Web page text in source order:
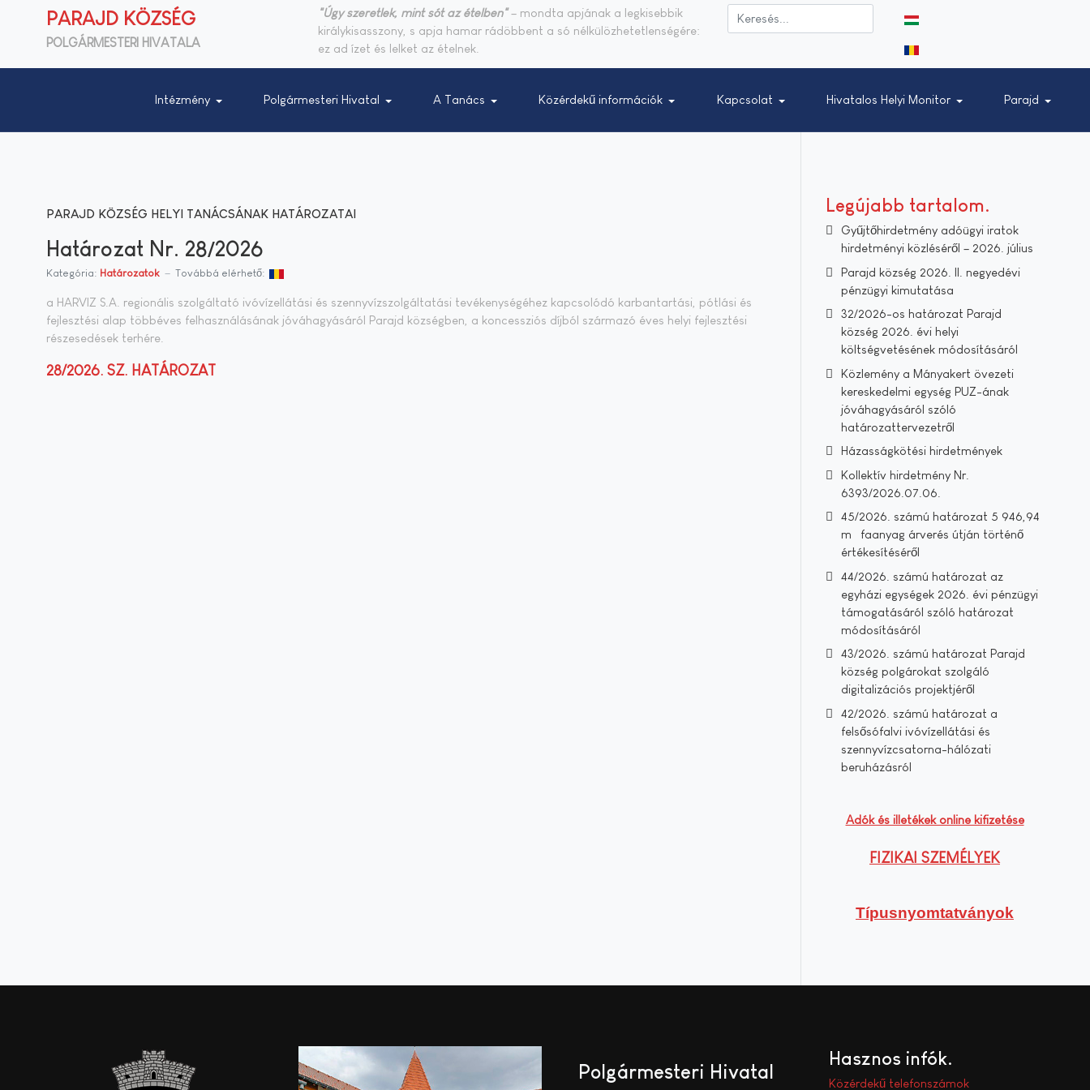
PARAJD KÖZSÉG
POLGÁRMESTERI HIVATALA
"Úgy szeretlek, mint sót az ételben"– mondta apjának a legkisebbik
királykisasszony, s apja hamar rádöbbent a só nélkülözhetetlenségére:
ez ad ízet és lelket az ételnek.
Intézmény Polgármesteri Hivatal A Tanács Közérdekű információk Kapcsolat Hivatalos Helyi Monitor Parajd
PARAJD KÖZSÉG HELYI TANÁCSÁNAK HATÁROZATAI
Határozat Nr. 28/2026
Kategória: Határozatok Továbbá elérhető:
a HARVIZ S.A. regionális szolgáltató ivóvízellátási és szennyvízszolgáltatási tevékenységéhez kapcsolódó karbantartási, pótlási és
fejlesztési alap többéves felhasználásának jóváhagyásáról Parajd községben, a koncessziós díjból származó éves helyi fejlesztési
részesedések terhére.
28/2026. SZ. HATÁROZAT
Legújabb tartalom
Gyűjtőhirdetmény adóügyi iratok
hirdetményi közléséről – 2026. július
Parajd község 2026. II. negyedévi
pénzügyi kimutatása
32/2026-os határozat Parajd
község 2026. évi helyi
költségvetésének módosításáról
Közlemény a Mányakert övezeti
kereskedelmi egység PUZ-ának
jóváhagyásáról szóló
határozattervezetről
Házasságkötési hirdetmények
Kollektív hirdetmény Nr.
6393/2026.07.06.
45/2026. számú határozat 5 946,94
m³ faanyag árverés útján történő
értékesítéséről
44/2026. számú határozat az
egyházi egységek 2026. évi pénzügyi
támogatásáról szóló határozat
módosításáról
43/2026. számú határozat Parajd
község polgárokat szolgáló
digitalizációs projektjéről
42/2026. számú határozat a
felsősófalvi ivóvízellátási és
szennyvízcsatorna-hálózati
beruházásról
Adók és illetékek online kifizetése
FIZIKAI SZEMÉLYEK
Típusnyomtatványok
Polgármesteri Hivatal
Hasznos infók
Közérdekű telefonszámok